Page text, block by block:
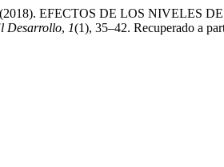
EFECTOS DE LOS NIVELES
Desarrollo, 1(1), 35–42. Recuperado a